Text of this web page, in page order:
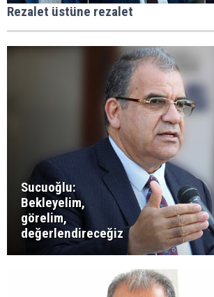
Rezalet üstüne rezalet
Sucuoğlu:
Bekleyelim,
görelim,
değerlendireceğiz